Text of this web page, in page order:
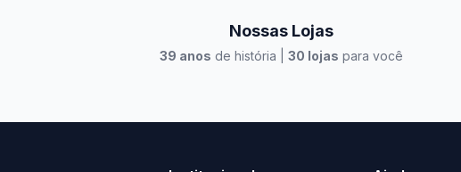
Nossas Lojas
39 anos de história | 30 lojas para você
Elevato Xangri-Lá